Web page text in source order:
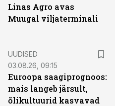
Linas Agro avas
Muugal viljaterminali
UUDISED
03.08.26, 09:15
Euroopa saagiprognoos:
mais langeb järsult,
õlikultuurid kasvavad